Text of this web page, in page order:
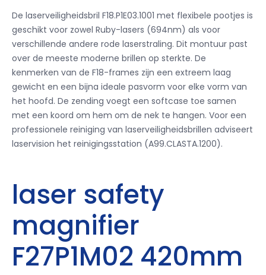
De laserveiligheidsbril F18.P1E03.1001 met flexibele pootjes is
geschikt voor zowel Ruby-lasers (694nm) als voor
verschillende andere rode laserstraling. Dit montuur past
over de meeste moderne brillen op sterkte. De
kenmerken van de F18-frames zijn een extreem laag
gewicht en een bijna ideale pasvorm voor elke vorm van
het hoofd. De zending voegt een softcase toe samen
met een koord om hem om de nek te hangen. Voor een
professionele reiniging van laserveiligheidsbrillen adviseert
laservision het reinigingsstation (A99.CLASTA.1200).
laser safety
magnifier
F27P1M02 420mm